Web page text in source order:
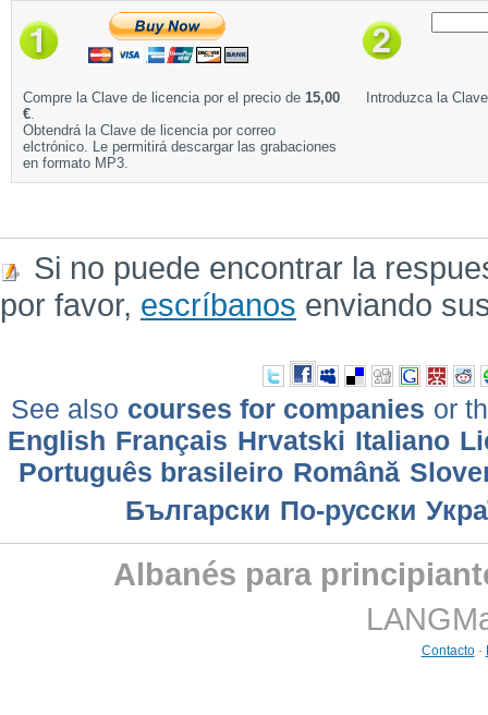
Compre la Clave de licencia por el precio de 15,00
€.
Obtendrá la Clave de licencia por correo
elctrónico. Le permitirá descargar las grabaciones
en formato MP3.
Introduzca la
Si no puede encontrar la
por favor, escríbanos enviando
See also courses for companies or
English Français Hrvatski Italiano
Português brasileiro Română
Български По-русски
Albanés para
Contacto-